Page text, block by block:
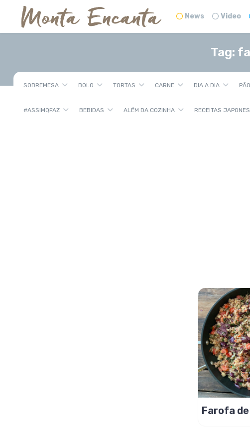
News Video
Tag:
SOBREMESA BOLO TORTAS CARNE DIA A DIA PÃO
#ASSIMQFAZ BEBIDAS ALÉM DA COZINHA RECEITAS
Farofa